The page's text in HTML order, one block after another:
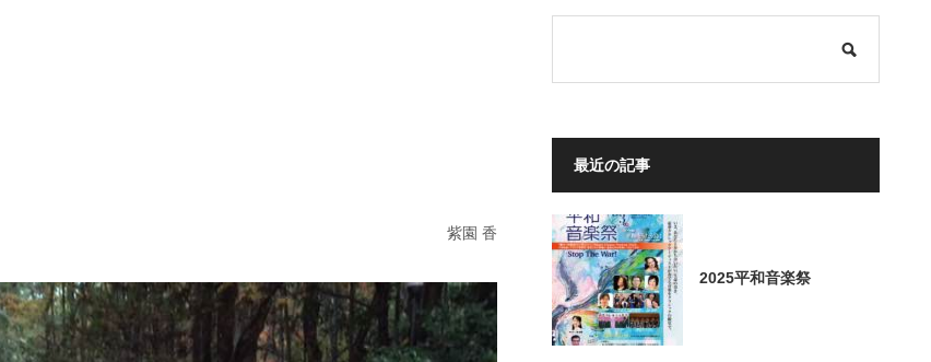
紫園 香
最近の記事
2025平和音楽祭